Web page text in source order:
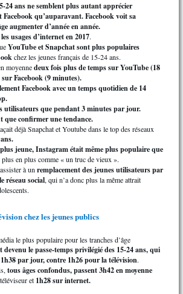
24 ans ne semblent plus autant apprécier
qu’auparavant. Facebook voit sa
augmenter d’année en année.
les usages d’internet en 2017.
YouTube et Snapchat sont plus populaires
chez les jeunes français de 15-24 ans.
moyennedeux fois plus de temps sur YouTube (18
Facebook (9 minutes).
Facebook avec un temps quotidien de 14
utilisateurs que pendant 3 minutes par jour.
que confirmer une tendance.
déjà Snapchat et Youtube dans le top des réseaux
jeune, Instagram était même plus populaire que
plus en plus comme « un truc de vieux ».
à un remplacement des jeunes utilisateurs par
réseau social, qui n’a donc plus la même attrait
chez les jeunes publics
le plus populaire pour les tranches d’âge
devenu le passe-temps privilégié des 15-24 ans, qui
par jour, contre 1h26 pour la télévision.
tous âges confondus, passent 3h42 en moyenne
et 1h28 sur internet.